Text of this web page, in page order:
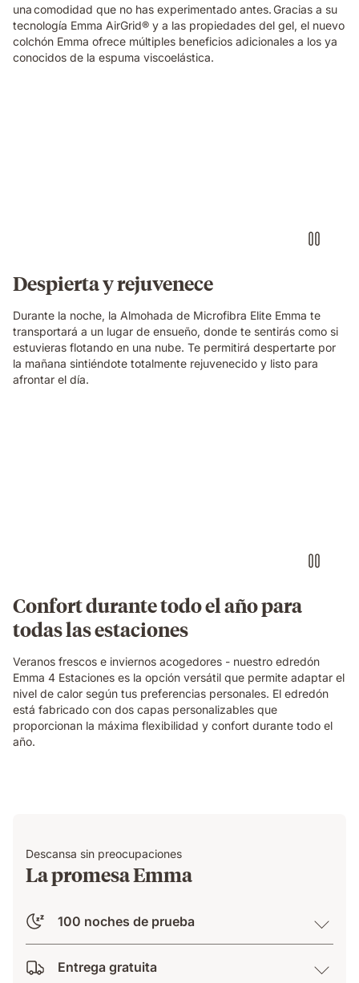
una comodidad que no has experimentado antes. Gracias a su
tecnología Emma AirGrid® y a las propiedades del gel, el nuevo
colchón Emma ofrece múltiples beneficios adicionales a los ya
conocidos de la espuma viscoelástica.
Despierta y rejuvenece
Durante la noche, la Almohada de Microfibra Elite Emma te
transportará a un lugar de ensueño, donde te sentirás como si
estuvieras flotando en una nube. Te permitirá despertarte por
la mañana sintiéndote totalmente rejuvenecido y listo para
afrontar el día.
Confort durante todo el año para
todas las estaciones
Veranos frescos e inviernos acogedores - nuestro edredón
Emma 4 Estaciones es la opción versátil que permite adaptar el
nivel de calor según tus preferencias personales. El edredón
está fabricado con dos capas personalizables que
proporcionan la máxima flexibilidad y confort durante todo el
año.
Descansa sin preocupaciones
La promesa Emma
100 noches de prueba
Entrega gratuita